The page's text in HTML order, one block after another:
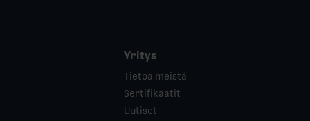
Yritys
Tietoa meistä
Sertifikaatit
Uutiset